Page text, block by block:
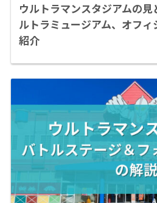
ウルトラマンスタジアムの
ルトラミュージアム、オフ
紹介